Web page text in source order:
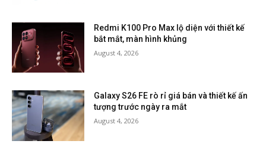
Redmi K100 Pro Max lộ diện với thiết kế
bắt mắt, màn hình khủng
August 4, 2026
Galaxy S26 FE rò rỉ giá bán và thiết kế ấn
tượng trước ngày ra mắt
August 4, 2026